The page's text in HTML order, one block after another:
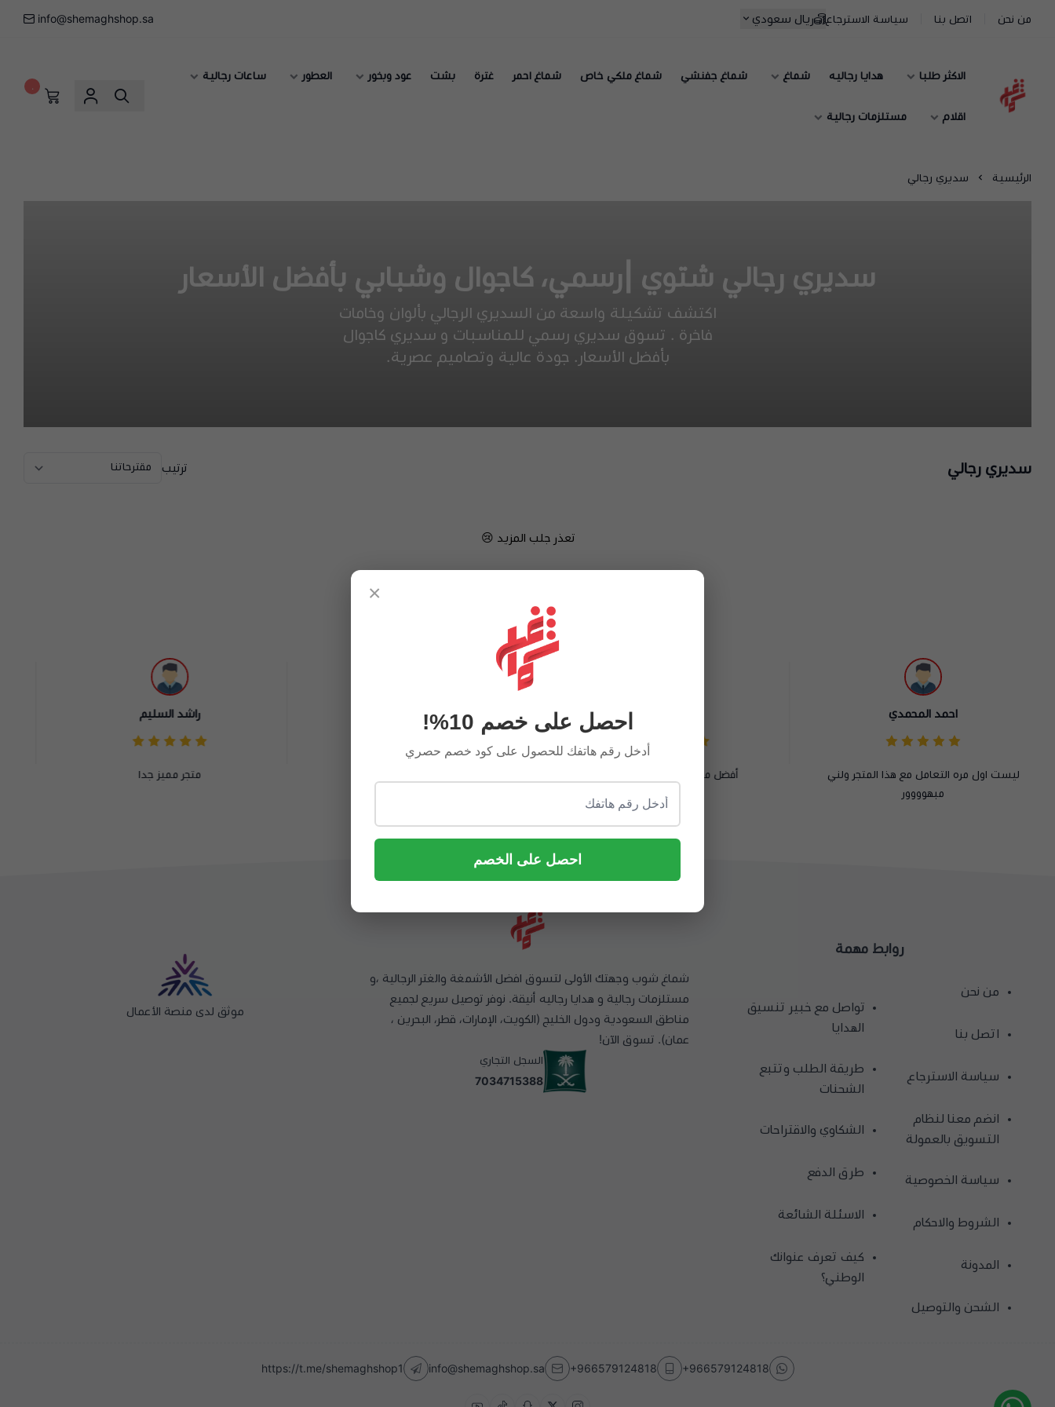
من نحن اتصل بنا سياسة الاسترجاع ريال سعودي info@shemaghshop.sa
شماغ شوب | أفضل متجر شماغ في السعودية
الاكثر طلبا هدايا رجاليه شماغ شماغ جفنشي شماغ ملكي خاص شماغ احمر غترة بشت عود وبخور العطور ساعات رجالية
اقلام مستلزمات رجالية
الرئيسية سديري رجالي
سديري رجالي شتوي |رسمي، كاجوال وشبابي بأفضل الأسعار
اكتشف تشكيلة واسعة من السديري الرجالي بألوان وخامات
فاخرة . تسوق سديري رسمي للمناسبات و سديري كاجوال
بأفضل الأسعار. جودة عالية وتصاميم عصرية.
سديري رجالي ترتيب
تعذر جلب المزيد 😢
آراء العملاء
راكان سلطان
أفضل متجر جربته طول حياتي
صلاح السقامي
شكرا لكم علي الثقه
راشد السليم مالك مشعل
متجر مرتب ورائع جدا الله يوفقكم
روابط مهمة
من نحن
اتصل بنا
سياسة الاسترجاع
انضم معنا لنظام
التسويق بالعمولة
سياسة الخصوصية
الشروط والاحكام
المدونة
الشحن والتوصيل
تواصل مع خبير تنسيق
الهدايا
طريقة الطلب وتتبع
الشحنات
الشكاوي والاقتراحات
طرق الدفع
الاسئلة الشائعة
كيف تعرف عنوانك
الوطني؟
شماغ شوب وجهتك الأولى لتسوق افضل الأشمغة والغتر الرجالية ،و
مستلزمات رجالية و هدايا رجاليه أنيقة. نوفر توصيل سريع لجميع
مناطق السعودية ودول الخليج (الكويت، الإمارات، قطر، البحرين ،
عمان). تسوق الآن!
السجل التجاري
7034715388
موثق لدى منصة الأعمال
+966579124818
+966579124818
info@shemaghshop.sa
https://t.me/shemaghshop1
×
احصل على خصم 10%!
أدخل رقم هاتفك للحصول على كود خصم حصري
احصل على الخصم